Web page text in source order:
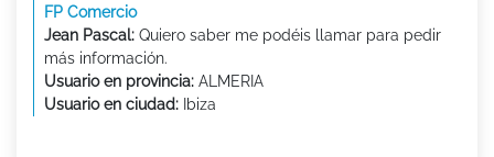
FP Comercio
Jean Pascal: Quiero saber me podéis llamar para pedir
más información.
Usuario en provincia: ALMERIA
Usuario en ciudad: Ibiza